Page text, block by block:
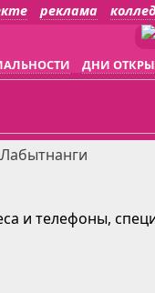
реклама
ДНИ
и телефоны,